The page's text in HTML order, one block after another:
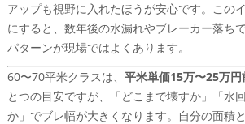
アップも視野に入れたほうが安心です。この
にすると、数年後の水漏れやブレーカー落ち
パターンが現場ではよくあります。
60〜70平米クラスは、 平米単価15万〜25万円
とつの目安ですが、「どこまで壊すか」「水
か」でブレ幅が大きくなります。自分の面積